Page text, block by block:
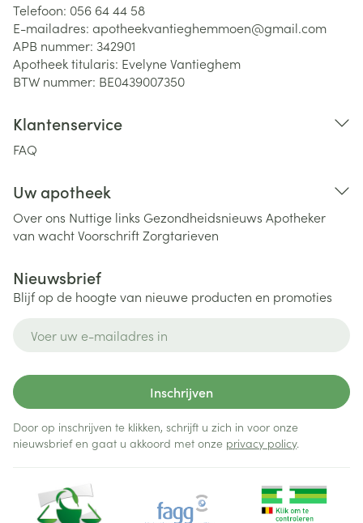
Telefoon: 056 64 44 58
E-mailadres: apotheekvantieghemmoen@gmail.com
APB nummer: 342901
Apotheek titularis: Evelyne Vantieghem
BTW nummer: BE0439007350
Klantenservice
FAQ
Uw apotheek
Over ons Nuttige links Gezondheidsnieuws Apotheker
van wachtVoorschriftZorgtarieven
Nieuwsbrief
Blijf op de hoogte van nieuwe producten en promoties
Inschrijven
Door op inschrijven te klikken, schrijft u zich in voor onze
nieuwsbrief en gaat u akkoord met onze privacy policy.